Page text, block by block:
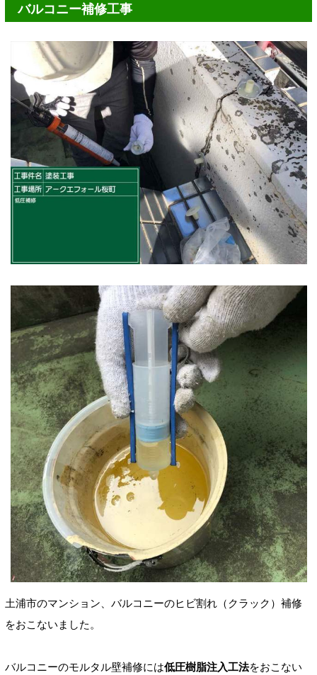
バルコニー補修工事
土浦市のマンション、バルコニーのヒビ割れ（クラック）補修
をおこないました。
バルコニーのモルタル壁補修には低圧樹脂注入工法をおこない